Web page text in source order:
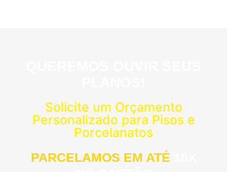
Solicite um Orçamento
Personalizado para Pisos e
Porcelanatos
PARCELAMOS EM ATÉ